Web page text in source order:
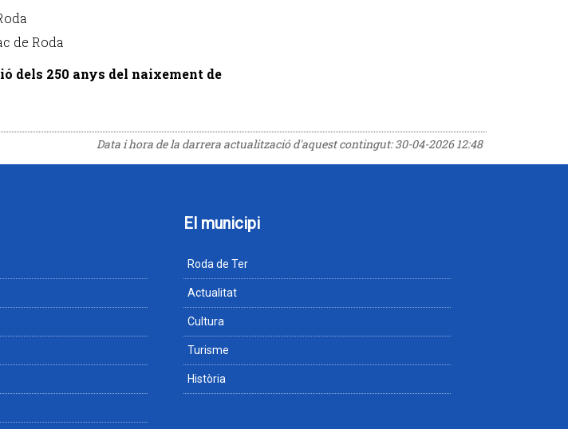
de Roda
dels 250 anys del naixement de
Data i hora de la darrera actualització d'aquest contingut:30-04-2026 12:48
El municipi
Roda de Ter
Actualitat
Cultura
Turisme
Història